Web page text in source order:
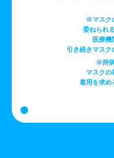
※マスク
委ねられ
医療機
引き続きマスク
※持病
マスクの
着用を求め